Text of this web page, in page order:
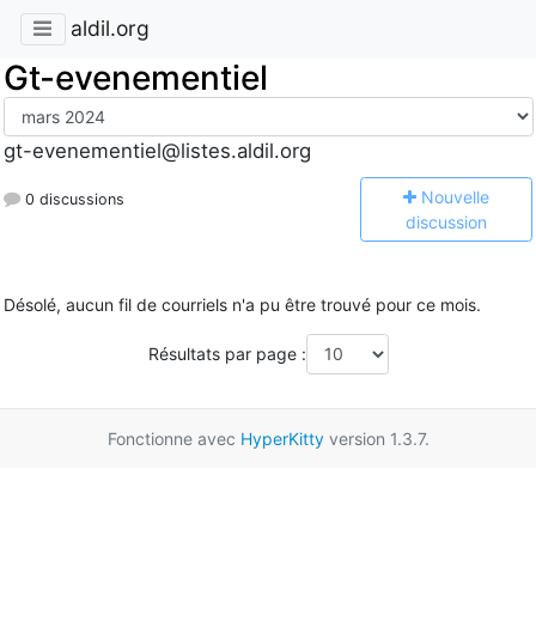
aldil.org
Gt-evenementiel
gt-evenementiel@listes.aldil.org
0 discussions Nouvelle
discussion
Désolé, aucun fil de courriels n'a pu être trouvé pour ce mois.
Résultats par page :
Fonctionne avec HyperKittyversion 1.3.7.